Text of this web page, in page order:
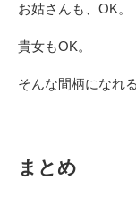
お姑さんも、OK。
貴女もOK。
そんな間柄になれ
まとめ